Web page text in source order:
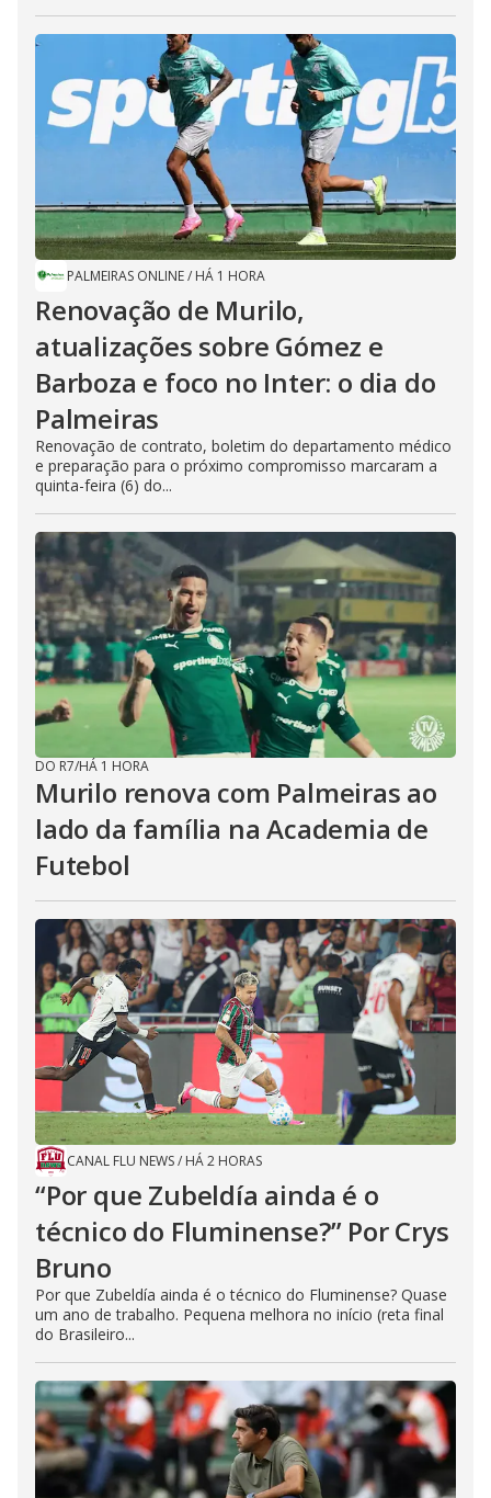
PALMEIRAS ONLINE/ HÁ 1 HORA
Renovação de Murilo,
atualizações sobre Gómez e
Barboza e foco no Inter: o dia do
Palmeiras
Renovação de contrato, boletim do departamento médico
e preparação para o próximo compromisso marcaram a
quinta-feira (6) do...
DO R7/HÁ 1 HORA
Murilo renova com Palmeiras ao
lado da família na Academia de
Futebol
CANAL FLU NEWS/ HÁ 2 HORAS
“Por que Zubeldía ainda é o
técnico do Fluminense?” Por Crys
Bruno
Por que Zubeldía ainda é o técnico do Fluminense? Quase
um ano de trabalho. Pequena melhora no início (reta final
do Brasileiro...